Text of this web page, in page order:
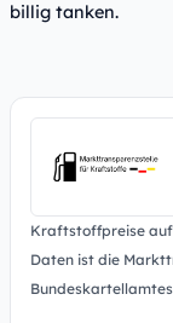
billig tanken.
Kraftstoffpreise auf
Daten ist die